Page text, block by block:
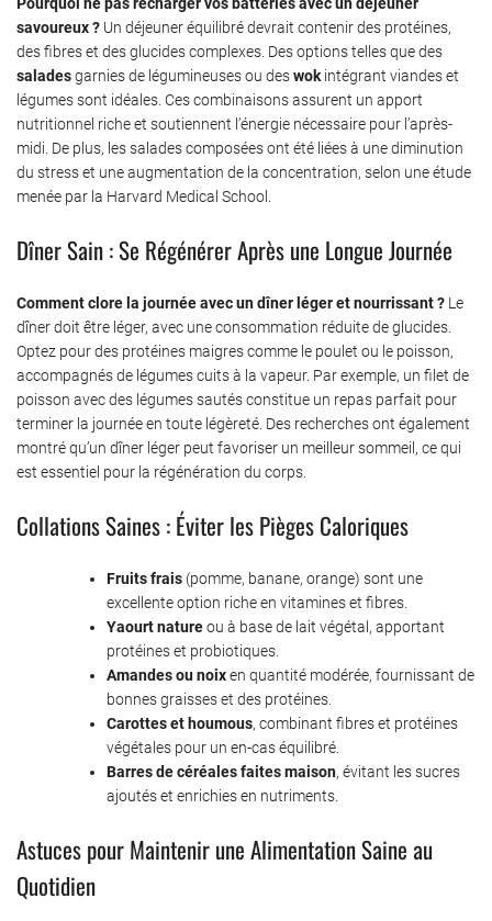
savoureux ? Un déjeuner équilibré devrait contenir des protéines,
des fibres et des glucides complexes. Des options telles que des
saladesgarnies de légumineuses ou deswok intégrant viandes et
légumes sont idéales. Ces combinaisons assurent un apport
nutritionnel riche et soutiennent l’énergie nécessaire pour l’après-
midi. De plus, les salades composées ont été liées à une diminution
du stress et une augmentation de la concentration, selon une étude
menée par la Harvard Medical School.
Dîner Sain : Se Régénérer Après une Longue Journée
Comment clore la journée avec un dîner léger et nourrissant ? Le
dîner doit être léger, avec une consommation réduite de glucides.
Optez pour des protéines maigres comme le poulet ou le poisson,
accompagnés de légumes cuits à la vapeur. Par exemple, un filet de
poisson avec des légumes sautés constitue un repas parfait pour
terminer la journée en toute légèreté. Des recherches ont également
montré qu’un dîner léger peut favoriser un meilleur sommeil, ce qui
est essentiel pour la régénération du corps.
Collations Saines : Éviter les Pièges Caloriques
Fruits frais (pomme, banane, orange) sont une
excellente option riche en vitamines et fibres.
Yaourt natureou à base de lait végétal, apportant
protéines et probiotiques.
Amandes ou noixen quantité modérée, fournissant de
bonnes graisses et des protéines.
Carottes et houmous, combinant fibres et protéines
végétales pour un en-cas équilibré.
Barres de céréales faites maison, évitant les sucres
ajoutés et enrichies en nutriments.
Astuces pour Maintenir une Alimentation Saine au
Quotidien